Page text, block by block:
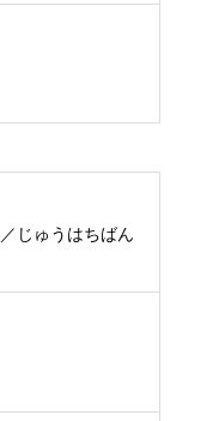
じゅうはちばん